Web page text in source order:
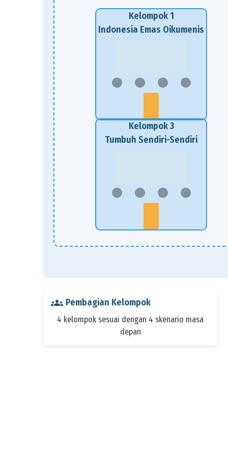
Kelompok 1
Indonesia Emas Oikumenis
Kelompok 3
Tumbuh Sendiri-Sendiri
groups Pembagian Kelompok
4 kelompok sesuai dengan 4 skenario masa
depan